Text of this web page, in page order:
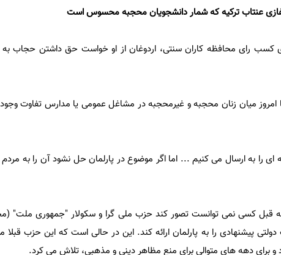
غازی عنتاب ترکیه که شمار دانشجویان محجبه محسوس است
کسب رای محافظه کاران سنتی، اردوغان از او خواست حق داشتن حجاب به
میان زنان محجبه و غیرمحجبه در مشاغل عمومی یا مدارس تفاوت وجود
ای را به ارسال می کنیم ... اما اگر موضوع در پارلمان حل نشود آن را به
قبل کسی نمی توانست تصور کند حزب ملی گرا و سکولار "جمهوری ملت"
پیشنهادی را به پارلمان ارائه کند. این در حالی است که این حزب قبلا
دهه های متوالی برای منع مظاهر دینی و مذهبی، تلاش می کرد.